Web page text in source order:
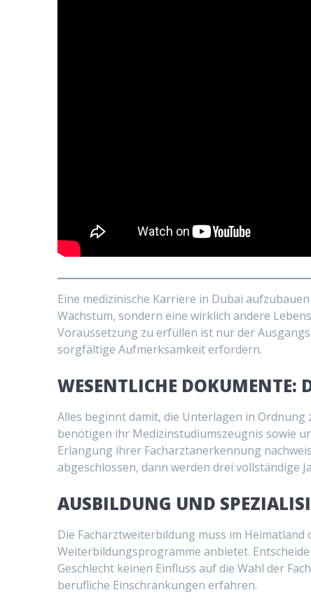
Eine medizinische Karriere in Dubai
Wachstum, sondern eine wirklich andere
Voraussetzung zu erfüllen ist nur der
sorgfältige Aufmerksamkeit erfordern.
WESENTLICHE DOKUMENTE:
Alles beginnt damit, die Unterlagen in
benötigen ihr Medizinstudiumszeugnis sowie
Erlangung ihrer Facharztanerkennung
abgeschlossen, dann werden drei vollständige
AUSBILDUNG UND
Die Facharztweiterbildung muss im
Weiterbildungsprogramme anbietet.
Geschlecht keinen Einfluss auf die Wahl der
berufliche Einschränkungen erfahren.